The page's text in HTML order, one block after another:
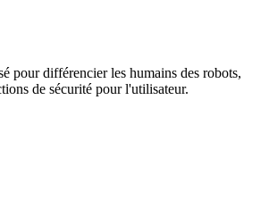
pour différencier les humains des robots,
de sécurité pour l'utilisateur.